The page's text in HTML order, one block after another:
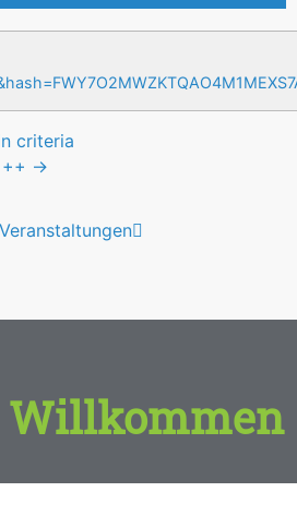
criteria
++ →